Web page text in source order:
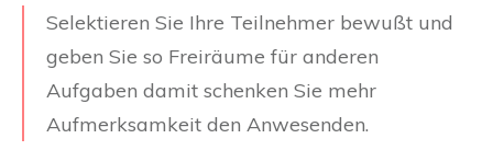
Selektieren Sie Ihre Teilnehmer bewußt und
geben Sie so Freiräume für anderen
Aufgaben damit schenken Sie mehr
Aufmerksamkeit den Anwesenden.